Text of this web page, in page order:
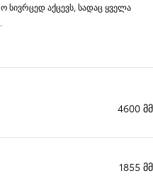
სივრცედ აქცევს, სადაც ყველა
4600 მმ
1855 მმ